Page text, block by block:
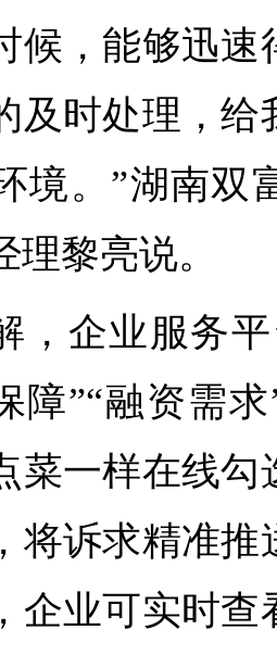
候，能够迅速
及时处理，给
境。”湖南双
黎亮说。
，企业服务
障”“融资需
菜一样在线勾
将诉求精准推
企业可实时查